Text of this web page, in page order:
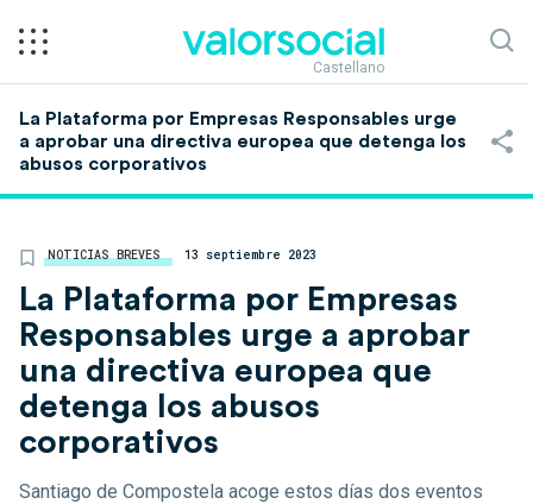
Castellano
La Plataforma por Empresas Responsables urge
a aprobar una directiva europea que detenga los
abusos corporativos
NOTICIAS BREVES 13 septiembre 2023
La Plataforma por Empresas
Responsables urge a aprobar
una directiva europea que
detenga los abusos
corporativos
Santiago de Compostela acoge estos días dos eventos